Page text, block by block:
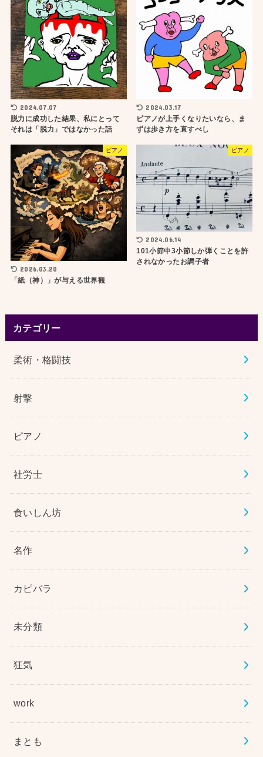
2024.07.07
脱力に成功した結果、私にとって
それは「脱力」ではなかった話
2024.03.17
ピアノが上手くなりたいなら、ま
ずは歩き方を直すべし
ピアノ
2026.03.20
「紙（神）」が与える世界観
ピアノ
2024.06.14
101小節中3小節しか弾くことを許
されなかったお調子者
カテゴリー
柔術・格闘技
射撃
ピアノ
社労士
食いしん坊
名作
カピバラ
未分類
狂気
work
まとも